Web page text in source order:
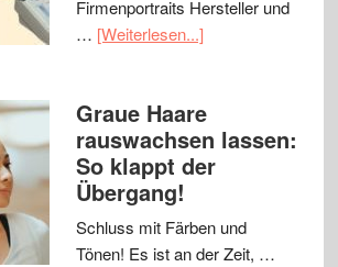
Firmenportraits Hersteller und
… [Weiterlesen...]
Graue Haare
rauswachsen lassen:
So klappt der
Übergang!
Schluss mit Färben und
Tönen! Es ist an der Zeit, …